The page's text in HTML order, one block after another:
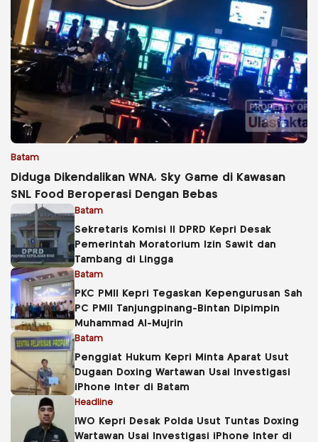
Batam
Diduga Dikendalikan WNA, Sky Game di Kawasan
SNL Food Beroperasi Dengan Bebas
Batam
Sekretaris Komisi II DPRD Kepri Desak
Pemerintah Moratorium Izin Sawit dan
Tambang di Lingga
Batam
PKC PMII Kepri Tegaskan Kepengurusan Sah
PC PMII Tanjungpinang-Bintan Dipimpin
Muhammad Al-Mujrin
Batam
Penggiat Hukum Kepri Minta Aparat Usut
Dugaan Doxing Wartawan Usai Investigasi
iPhone Inter di Batam
Headline
IWO Kepri Desak Polda Usut Tuntas Doxing
Wartawan Usai Investigasi iPhone Inter di